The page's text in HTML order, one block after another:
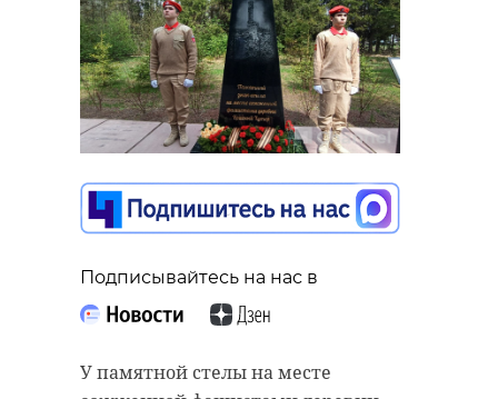
Подписывайтесь на нас в
У памятной стелы на месте
26 сентября 2019, 13:14 04 августа 2022, 10:59